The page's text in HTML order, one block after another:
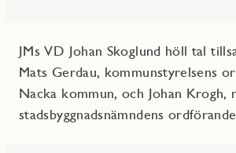
JMs VD Johan Skoglund höll tal
Mats Gerdau, kommunstyrelsens
Nacka kommun, och Johan Krogh,
stadsbyggnadsnämndens